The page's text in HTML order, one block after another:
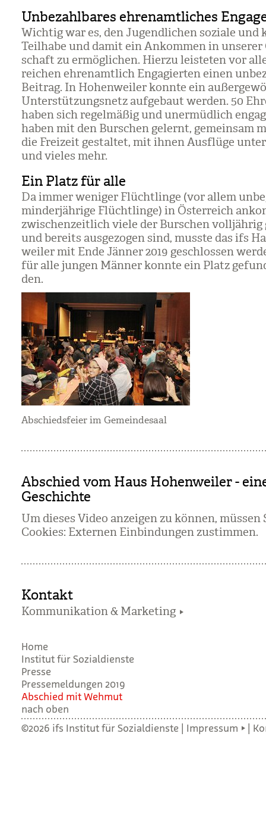
Unbezahlbares ehrenamtliches
Wich­tig war es, den Jugend­li­chen soziale und
Teil­habe und damit ein Ankom­men in
schaft zu ermög­li­chen. Hierzu leis­te­ten vor
rei­chen ehren­amt­lich Enga­gier­ten einen
Bei­trag. In Hohen­wei­ler konnte ein
Unter­stüt­zungs­netz auf­ge­baut wer­den. 50
haben sich regel­mä­ßig und uner­müd­lich
haben mit den Bur­schen gelernt, gemein­sam
die Frei­zeit gestal­tet, mit ihnen Aus­flüge
und vie­les mehr.
Ein Platz für alle
Da immer weni­ger Flücht­linge (vor allem
min­der­jäh­rige Flücht­linge) in Öster­reich
zwi­schen­zeit­lich viele der Bur­schen voll­jäh­rig
und bereits aus­ge­zo­gen sind, musste das ifs
wei­ler mit Ende Jän­ner 2019 geschlos­sen
für alle jun­gen Män­ner konnte ein Platz
den.
Abschiedsfeier im Gemeindesaal
Abschied vom Haus Hohenweiler -
Geschichte
Um dieses Video anzeigen zu können, müssen
Cookies: Externen Einbindungen zustimmen.
Kontakt
Kommunikation & Marketing
Home
Institut für Sozialdienste
Presse
Pressemeldungen 2019
Abschied mit Weh­mut
nach oben
©2026 ifs Institut für Sozialdienste | Impressum